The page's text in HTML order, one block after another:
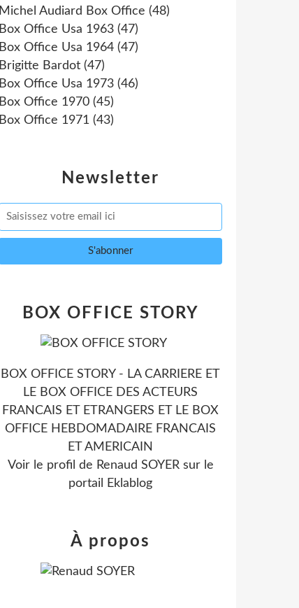
Newsletter
Michel Audiard Box Office (48)
Box Office Usa 1963 (47)
Box Office Usa 1964 (47)
Brigitte Bardot (47)
Box Office Usa 1973 (46)
Box Office 1970 (45)
Box Office 1971 (43)
BOX OFFICE STORY
BOX OFFICE STORY - LA CARRIERE ET
LE BOX OFFICE DES ACTEURS
FRANCAIS ET ETRANGERS ET LE BOX
OFFICE HEBDOMADAIRE FRANCAIS
ET AMERICAIN
Voir le profil de Renaud SOYERsur le
portail Eklablog
À propos